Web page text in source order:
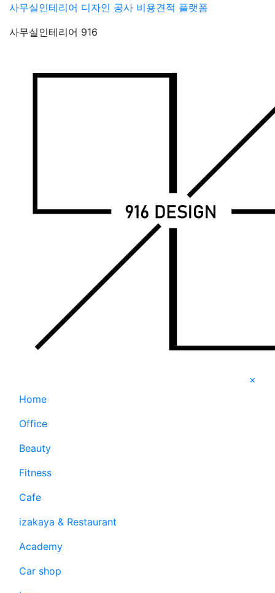
Skip
content
사무실인테리어 디자인 공사 비용견적 플랫폼
사무실인테리어 916
×
Home
Office
Beauty
Fitness
Cafe
izakaya & Restaurant
Academy
Car shop